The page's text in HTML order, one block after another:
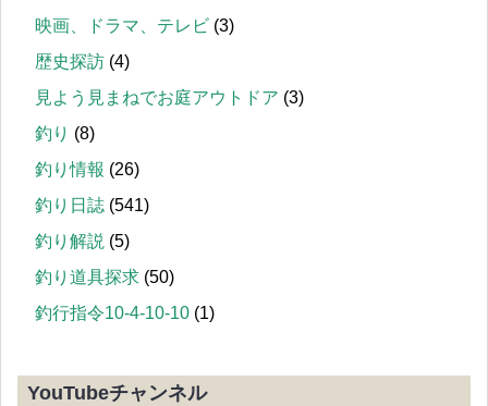
映画、ドラマ、テレビ (3)
歴史探訪 (4)
見よう見まねでお庭アウトドア (3)
釣り (8)
釣り情報 (26)
釣り日誌 (541)
釣り解説 (5)
釣り道具探求 (50)
釣行指令10-4-10-10 (1)
YouTubeチャンネル